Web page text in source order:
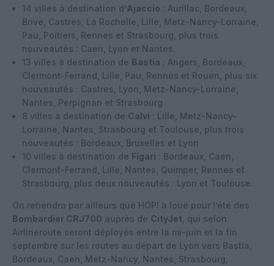
14 villes à destination d’Ajaccio : Aurillac, Bordeaux,
Brive, Castres, La Rochelle, Lille, Metz-Nancy-Lorraine,
Pau, Poitiers, Rennes et Strasbourg, plus trois
nouveautés : Caen, Lyon et Nantes.
13 villes à destination de Bastia : Angers, Bordeaux,
Clermont-Ferrand, Lille, Pau, Rennes et Rouen, plus six
nouveautés : Castres, Lyon, Metz-Nancy-Lorraine,
Nantes, Perpignan et Strasbourg
8 villes à destination de Calvi : Lille, Metz-Nancy-
Lorraine, Nantes, Strasbourg et Toulouse, plus trois
nouveautés : Bordeaux, Bruxelles et Lyon
10 villes à destination de Figari : Bordeaux, Caen,
Clermont-Ferrand, Lille, Nantes, Quimper, Rennes et
Strasbourg, plus deux nouveautés : Lyon et Toulouse.
On retiendra par ailleurs que HOP! a loué pour l’été des
Bombardier CRJ700 auprès de CityJet , qui selon
Airlineroute seront déployés entre la mi-juin et la fin
septembre sur les routes au départ de Lyon vers Bastia,
Bordeaux, Caen, Metz-Nancy, Nantes, Strasbourg,